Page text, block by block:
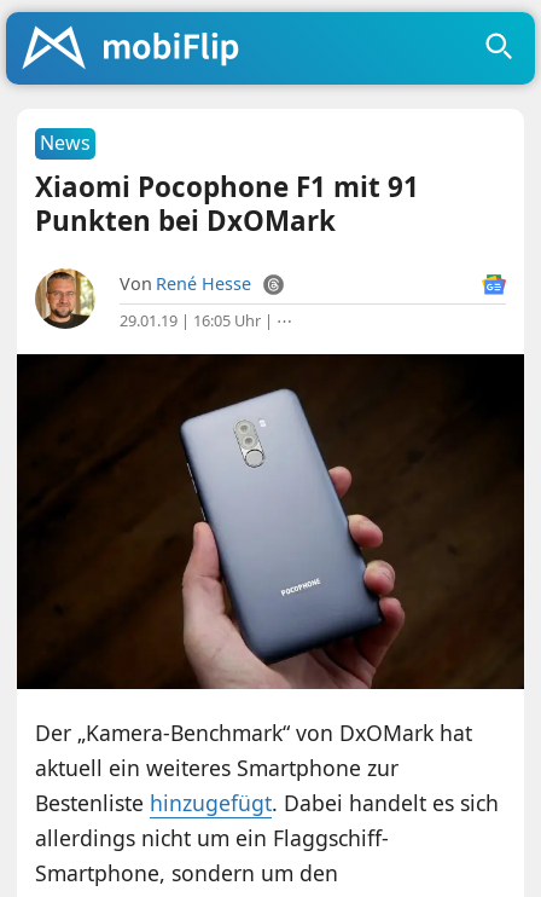
News
Xiaomi Pocophone F1 mit 91
Punkten bei DxOMark
Von René Hesse
29.01.19 | 16:05 Uhr | ⋯
Der „Kamera-Benchmark“ von DxOMark hat
aktuell ein weiteres Smartphone zur
Bestenliste hinzugefügt. Dabei handelt es sich
allerdings nicht um ein Flaggschiff-
Smartphone, sondern um den